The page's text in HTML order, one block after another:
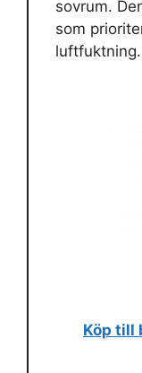
sovrum.
som
luftfuktning.
Köp till